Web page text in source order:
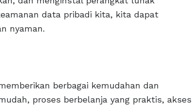
data pribadi kita, kita dapat
nyaman.
berbagai kemudahan dan
proses berbelanja yang praktis, akses